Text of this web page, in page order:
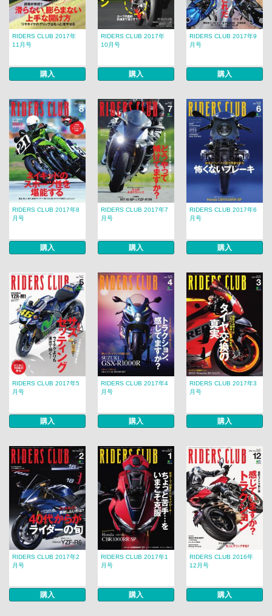
RIDERS CLUB 2017年
11月号
購入
RIDERS CLUB 2017年
10月号
購入
RIDERS CLUB 2017年9
月号
購入
RIDERS CLUB 2017年8
月号
購入
RIDERS CLUB 2017年7
月号
購入
RIDERS CLUB 2017年6
月号
購入
RIDERS CLUB 2017年5
月号
購入
RIDERS CLUB 2017年4
月号
購入
RIDERS CLUB 2017年3
月号
購入
RIDERS CLUB 2017年2
月号
購入
RIDERS CLUB 2017年1
月号
購入
RIDERS CLUB 2016年
12月号
購入